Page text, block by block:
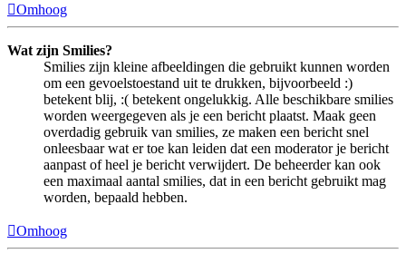
Omhoog
Wat zijn Smilies?
Smilies zijn kleine afbeeldingen die gebruikt kunnen worden
om een gevoelstoestand uit te drukken, bijvoorbeeld :)
betekent blij, :( betekent ongelukkig. Alle beschikbare smilies
worden weergegeven als je een bericht plaatst. Maak geen
overdadig gebruik van smilies, ze maken een bericht snel
onleesbaar wat er toe kan leiden dat een moderator je bericht
aanpast of heel je bericht verwijdert. De beheerder kan ook
een maximaal aantal smilies, dat in een bericht gebruikt mag
worden, bepaald hebben.
Omhoog